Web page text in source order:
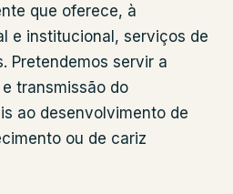
que oferece, à
e institucional, serviços de
Pretendemos servir a
transmissão do
ao desenvolvimento de
ou de cariz